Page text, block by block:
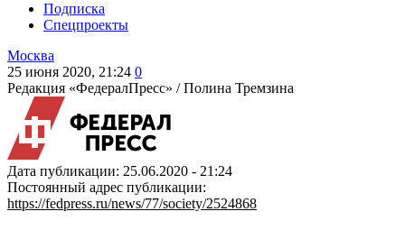
Подписка
Спецпроекты
Москва
25 июня 2020, 21:24 0
Редакция «ФедералПресс» /Полина Тремзина
Дата публикации: 25.06.2020 - 21:24
Постоянный адрес публикации:
https://fedpress.ru/news/77/society/2524868